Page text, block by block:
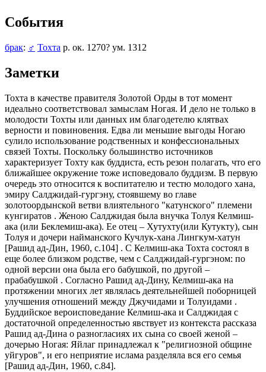
События
брак: ♂ Тохта р. ок. 1270? ум. 1312
Заметки
Тохта в качестве правителя Золотой Орды в тот момент
идеально соответствовал замыслам Ногая. И дело не только в
молодости Тохты или данных им благодетелю клятвах
верности и повиновения. Едва ли меньшие выгоды Ногаю
сулило использование родственных и конфессиональных
связей Тохты. Поскольку большинство источников
характеризует Тохту как буддиста, есть резон полагать, что его
ближайшее окружение тоже исповедовало буддизм. В первую
очередь это относится к воспитателю и тестю молодого хана,
эмиру Салджидай-гургэну, стоявшему во главе
золотоордынской ветви влиятельного "катунского" племени
кунгиратов . Женою Салджидая была внучка Толуя Келмиш-
ака (или Беклемиш-ака). Ее отец ­– Хутухту(или Кутукту), сын
Толуя и дочери найманского Кучлук-хана Лингкум-хатун
[Рашид ад-Дин, 1960, с.104] . С Келмиш-ака Тохта состоял в
еще более близком родстве, чем с Салджидай-гургэном: по
одной версии она была его бабушкой, по другой –
прабабушкой . Согласно Рашид ад-Дину, Келмиш-ака на
протяжении многих лет являлась деятельнейшей поборницей
улучшения отношений между Джучидами и Толуидами .
Буддийское вероисповедание Келмиш-ака и Салджидая с
достаточной определенностью явствует из контекста рассказа
Рашид ад-Дина о разногласиях их сына со своей женой –
дочерью Ногая: Яйлаг принадлежал к "религиозной общине
уйгуров", и его неприятие ислама разделяла вся его семья
[Рашид ад-Дин, 1960, с.84].